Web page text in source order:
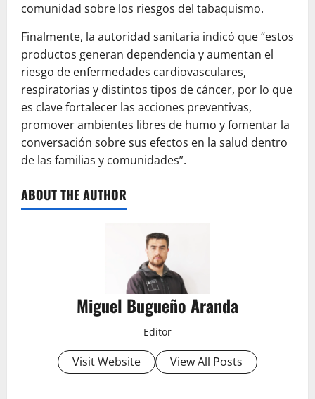
comunidad sobre los riesgos del tabaquismo.
Finalmente, la autoridad sanitaria indicó que “estos
productos generan dependencia y aumentan el
riesgo de enfermedades cardiovasculares,
respiratorias y distintos tipos de cáncer, por lo que
es clave fortalecer las acciones preventivas,
promover ambientes libres de humo y fomentar la
conversación sobre sus efectos en la salud dentro
de las familias y comunidades”.
ABOUT THE AUTHOR
Miguel Bugueño Aranda
Editor
Visit Website View All Posts